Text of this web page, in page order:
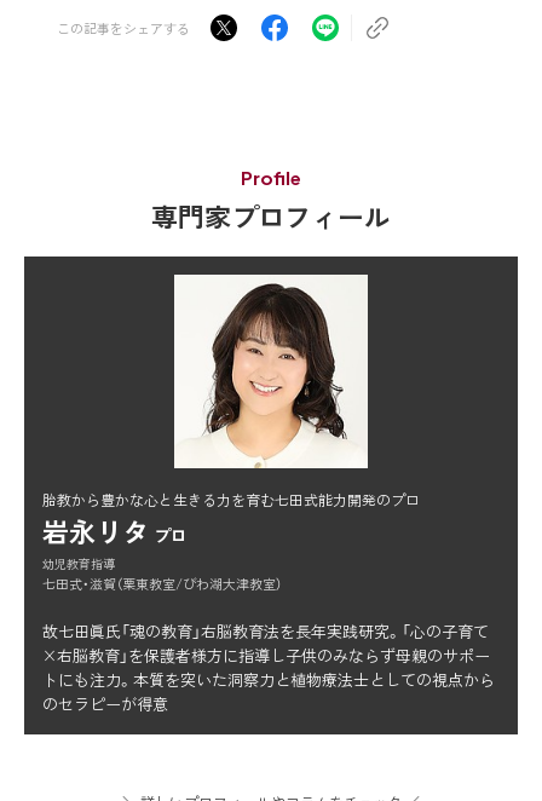
この記事をシェアする
Profile
専門家プロフィール
胎教から豊かな心と生きる力を育む七田式能力開発のプロ
岩永リタ プロ
幼児教育指導
七田式・滋賀（栗東教室/びわ湖大津教室）
故七田眞氏「魂の教育」右脳教育法を長年実践研究。「心の子育て
×右脳教育」を保護者様方に指導し子供のみならず母親のサポー
トにも注力。本質を突いた洞察力と植物療法士としての視点から
のセラピーが得意